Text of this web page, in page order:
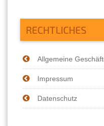
RECHTLICHES
Allgemeine
Impressum
Datenschutz